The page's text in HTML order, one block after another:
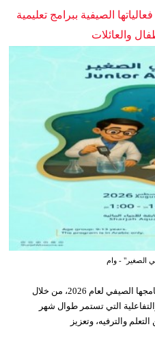
الصيفية ببرامج تعليمية
والعائلات
الصغير" - وام
تواصل هيئة الشارقة للمتاحف تنفيذ برنامجها الصيفي لعام 2026، من خلال
التي تستمر طوال شهر
والترفيه، وتعزيز